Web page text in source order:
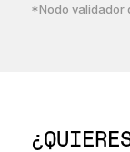
*Nodo validador